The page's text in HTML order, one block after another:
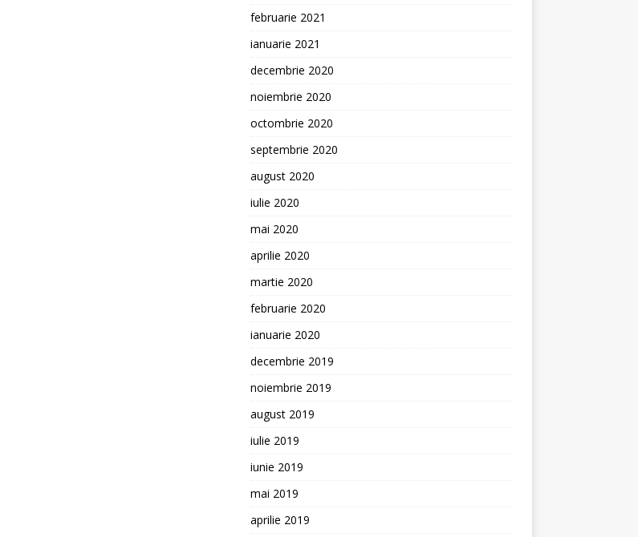
februarie 2021
ianuarie 2021
decembrie 2020
noiembrie 2020
octombrie 2020
septembrie 2020
august 2020
iulie 2020
mai 2020
aprilie 2020
martie 2020
februarie 2020
ianuarie 2020
decembrie 2019
noiembrie 2019
august 2019
iulie 2019
iunie 2019
mai 2019
aprilie 2019